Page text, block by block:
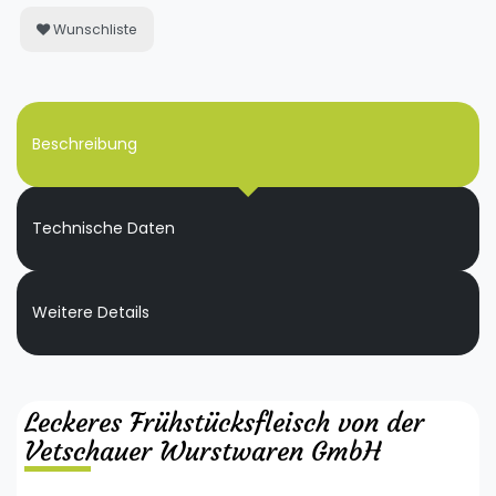
Wunschliste
Beschreibung
Technische Daten
Weitere Details
Leckeres Frühstücksfleisch von der
Vetschauer Wurstwaren GmbH